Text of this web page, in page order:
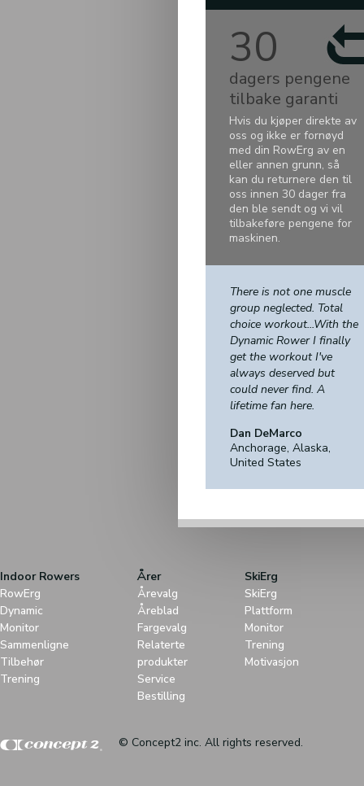
30
dagers pengene
tilbake garanti
Hvis du kjøper direkte av
oss og ikke er fornøyd
med din RowErg av en
eller annen grunn, så
kan du returnere den til
oss innen 30 dager fra
den ble sendt og vi vil
tilbakeføre pengene for
maskinen.
There is not one muscle
group neglected. Total
choice workout...With the
Dynamic Rower I finally
get the workout I've
always deserved but
could never find. A
lifetime fan here.
Dan DeMarco
Anchorage, Alaska,
United States
Indoor Rowers
RowErg
Dynamic
Monitor
Sammenligne
Tilbehør
Trening
Årer
Årevalg
Åreblad
Fargevalg
Relaterte
produkter
Service
Bestilling
SkiErg
SkiErg
Plattform
Monitor
Trening
Motivasjon
© Concept2 inc. All rights reserved.